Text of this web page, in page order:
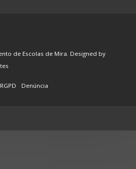
de Escolas de Mira. Designed by
RGPD Denúncia